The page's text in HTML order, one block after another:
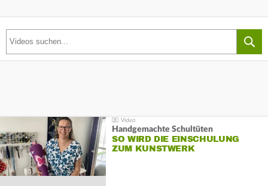
Handgemachte Schultüten
SO WIRD DIE EINSCHULUNG
ZUM KUNSTWERK